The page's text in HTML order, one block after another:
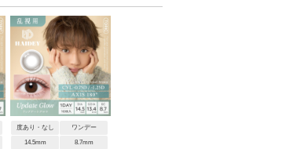
度あり・なし ワンデー
14.5mm 8.7mm